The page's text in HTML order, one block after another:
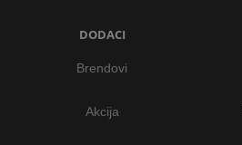
DODACI
Brendovi
Akcija